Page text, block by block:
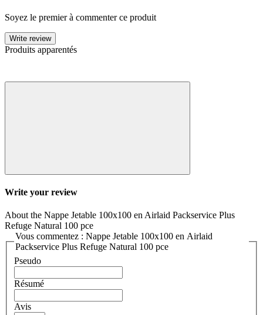
Soyez le premier à commenter ce produit
Write review
Produits apparentés
Write your review
About the Nappe Jetable 100x100 en Airlaid Packservice Plus
Refuge Natural 100 pce
Vous commentez : Nappe Jetable 100x100 en Airlaid
Packservice Plus Refuge Natural 100 pce
Pseudo
Résumé
Avis